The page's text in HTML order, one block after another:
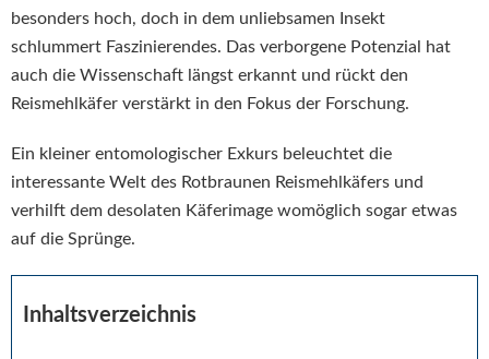
besonders hoch, doch in dem unliebsamen Insekt
schlummert Faszinierendes. Das verborgene Potenzial hat
auch die Wissenschaft längst erkannt und rückt den
Reismehlkäfer verstärkt in den Fokus der Forschung.
Ein kleiner entomologischer Exkurs beleuchtet die
interessante Welt des Rotbraunen Reismehlkäfers und
verhilft dem desolaten Käferimage womöglich sogar etwas
auf die Sprünge.
Inhaltsverzeichnis